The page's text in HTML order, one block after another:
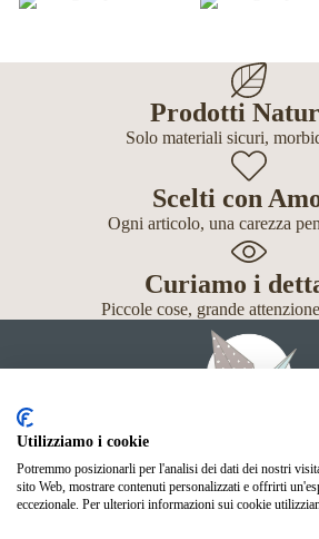
Prodotti
Solo materiali sicuri,
Scelti con
Ogni articolo, una carezza
Curiamo i
Piccole cose, grande
Giochi
Neonato
Utilizziamo i cookie
Potremmo posizionarli per l'analisi dei dati dei nostri
sito Web, mostrare contenuti personalizzati e offrirti
eccezionale. Per ulteriori informazioni sui cookie